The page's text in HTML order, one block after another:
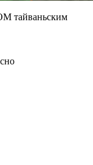
тайваньским